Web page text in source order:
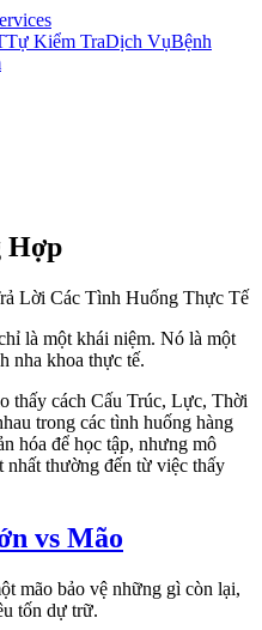
Tự Kiểm TraDịch VụBệnh
Hợp
Lời Các Tình Huống Thực Tế
là một khái niệm. Nó là một
nha khoa thực tế.
thấy cách Cấu Trúc, Lực, Thời
trong các tình huống hàng
hóa để học tập, nhưng mô
nhất thường đến từ việc thấy
vs Mão
mão bảo vệ những gì còn lại,
tốn dự trữ.